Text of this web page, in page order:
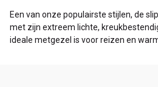
Een van onze populairste stijlen, de
met zijn extreem lichte,
ideale metgezel is voor reizen en